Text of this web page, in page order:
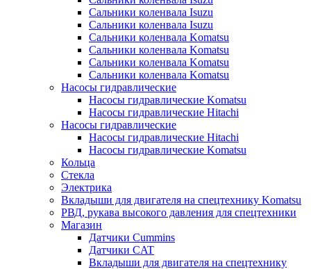
Сальники коленвала Isuzu
Сальники коленвала Isuzu
Сальники коленвала Komatsu
Сальники коленвала Komatsu
Сальники коленвала Komatsu
Сальники коленвала Komatsu
Насосы гидравлические
Насосы гидравлические Komatsu
Насосы гидравлические Hitachi
Насосы гидравлические
Насосы гидравлические Hitachi
Насосы гидравлические Komatsu
Кольца
Стекла
Электрика
Вкладыши для двигателя на спецтехнику Komatsu
РВД, рукава высокого давления для спецтехники
Магазин
Датчики Cummins
Датчики CAT
Вкладыши для двигателя на спецтехнику